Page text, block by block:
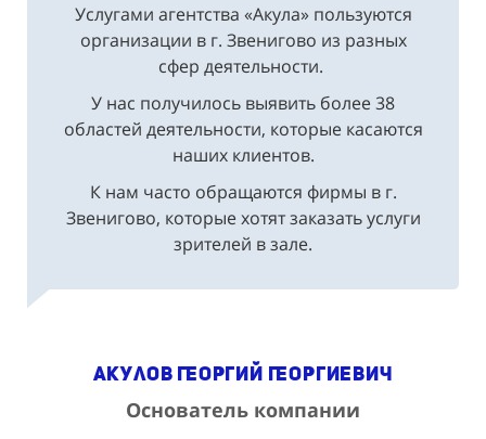
Услугами агентства «Акула» пользуются
организации в г. Звенигово из разных
сфер деятельности.
У нас получилось выявить более 38
областей деятельности, которые касаются
наших клиентов.
К нам часто обращаются фирмы в г.
Звенигово, которые хотят заказать услуги
зрителей в зале.
Акулов Георгий Георгиевич
Основатель компании